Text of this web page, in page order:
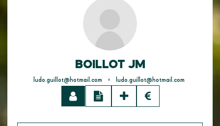
BOILLOT JM
ludo.guillot@hotmail.com • ludo.guillot@hotmail.com